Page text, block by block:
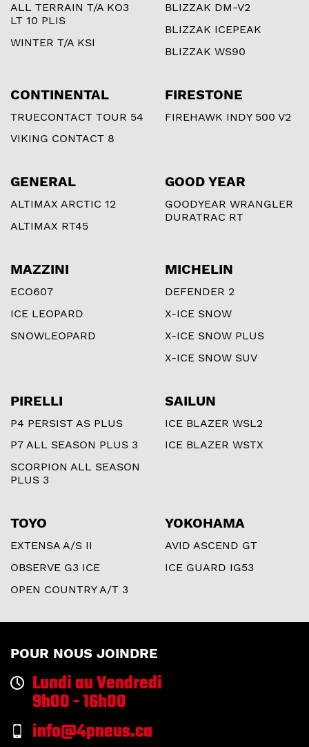
ALL TERRAIN T/A KO3
LT 10 PLIS
WINTER T/A KSI
BLIZZAK DM-V2
BLIZZAK ICEPEAK
BLIZZAK WS90
CONTINENTAL
TRUECONTACT TOUR 54
VIKING CONTACT 8
FIRESTONE
FIREHAWK INDY 500 V2
GENERAL
ALTIMAX ARCTIC 12
ALTIMAX RT45
GOOD YEAR
GOODYEAR WRANGLER
DURATRAC RT
MAZZINI
ECO607
ICE LEOPARD
SNOWLEOPARD
MICHELIN
DEFENDER 2
X-ICE SNOW
X-ICE SNOW PLUS
X-ICE SNOW SUV
PIRELLI
P4 PERSIST AS PLUS
P7 ALL SEASON PLUS 3
SCORPION ALL SEASON
PLUS 3
SAILUN
ICE BLAZER WSL2
ICE BLAZER WSTX
TOYO
EXTENSA A/S II
OBSERVE G3 ICE
OPEN COUNTRY A/T 3
YOKOHAMA
AVID ASCEND GT
ICE GUARD IG53
POUR NOUS JOINDRE
Lundi au Vendredi
9h00 - 16h00
info@4pneus.ca